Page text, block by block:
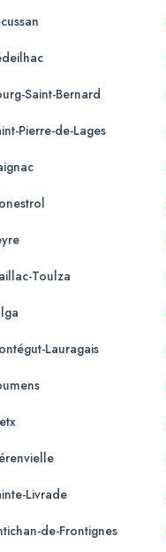
Saint-Bernard
Pierre-de-Lages
Toulza
Lauragais
Livrade
de-Frontignes